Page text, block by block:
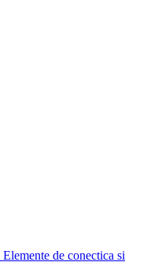
Elemente de conectica si